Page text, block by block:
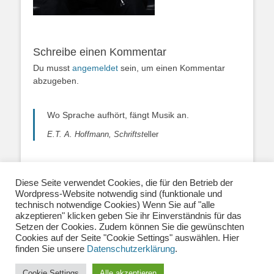
Schreibe einen Kommentar
Du musst angemeldet sein, um einen Kommentar
abzugeben.
Wo Sprache aufhört, fängt Musik an.
E.T. A. Hoffmann, Schriftsteller
Über uns|Impressum|Datenschutzerklärung|
Kontakt|Newsletter| E-Mail:
info@musiklehrernetzwerk.de
Social Media:Mastodon|Instagram |Facebook
-
Fotos auf dieser Website siehe Impressum
Diese Seite verwendet Cookies, die für den Betrieb der
Wordpress-Website notwendig sind (funktionale und
technisch notwendige Cookies) Wenn Sie auf "alle
akzeptieren" klicken geben Sie ihr Einverständnis für das
Setzen der Cookies. Zudem können Sie die gewünschten
Cookies auf der Seite "Cookie Settings" auswählen. Hier
finden Sie unsere Datenschutzerklärung.